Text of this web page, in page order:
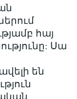
հայ
Սա
են